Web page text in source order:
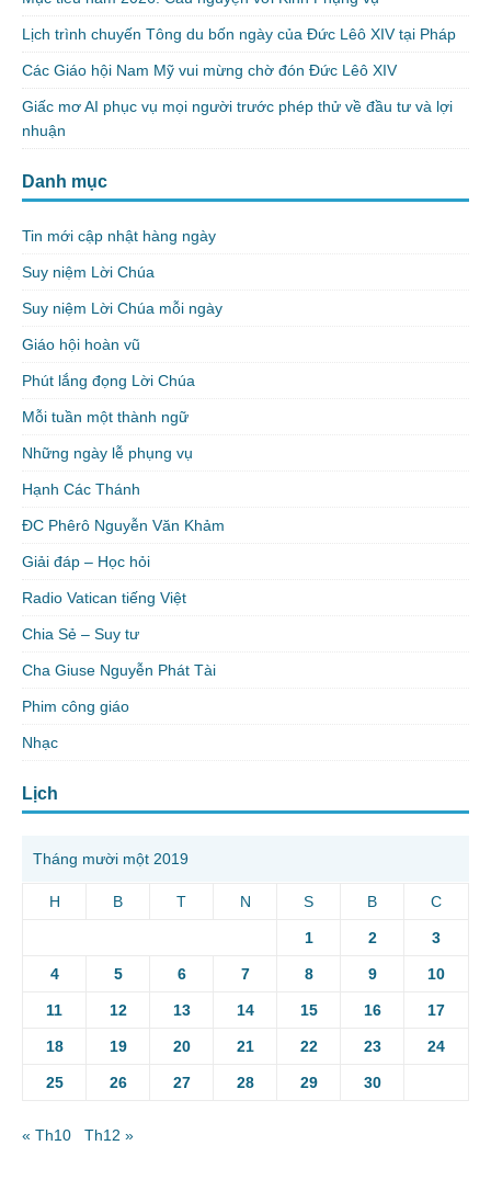
Lịch trình chuyến Tông du bốn ngày của Đức Lêô XIV tại Pháp
Các Giáo hội Nam Mỹ vui mừng chờ đón Đức Lêô XIV
Giấc mơ AI phục vụ mọi người trước phép thử về đầu tư và lợi
nhuận
Danh mục
Tin mới cập nhật hàng ngày
Suy niệm Lời Chúa
Suy niệm Lời Chúa mỗi ngày
Giáo hội hoàn vũ
Phút lắng đọng Lời Chúa
Mỗi tuần một thành ngữ
Những ngày lễ phụng vụ
Hạnh Các Thánh
ĐC Phêrô Nguyễn Văn Khảm
Giải đáp – Học hỏi
Radio Vatican tiếng Việt
Chia Sẻ – Suy tư
Cha Giuse Nguyễn Phát Tài
Phim công giáo
Nhạc
Lịch
Tháng mười một 2019
H B T N S B C
1 2 3
4 5 6 7 8 9 10
11 12 13 14 15 16 17
18 19 20 21 22 23 24
25 26 27 28 29 30
« Th10 Th12 »